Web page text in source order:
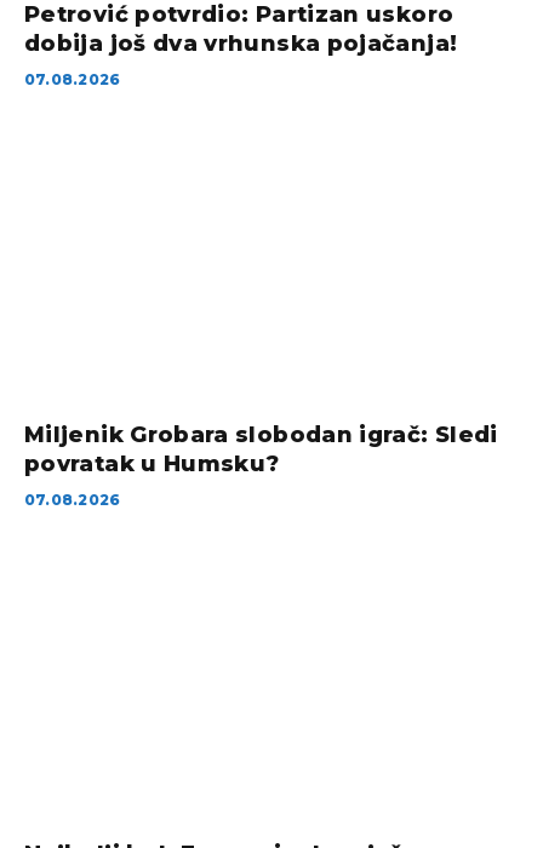
Petrović potvrdio: Partizan uskoro
dobija još dva vrhunska pojačanja!
07.08.2026
Miljenik Grobara slobodan igrač: Sledi
povratak u Humsku?
07.08.2026